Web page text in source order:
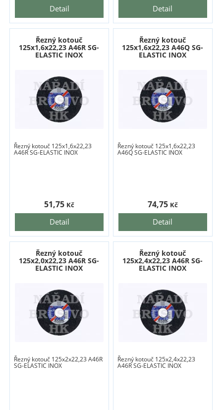
Detail Detail
Řezný kotouč
125x1,6x22,23 A46R SG-
ELASTIC INOX
Řezný kotouč 125x1,6x22,23
A46R SG-ELASTIC INOX
Detail
51,75 Kč
Řezný kotouč
125x1,6x22,23 A46Q SG-
ELASTIC INOX
Řezný kotouč 125x1,6x22,23
A46Q SG-ELASTIC INOX
Detail
74,75 Kč
Řezný kotouč
125x2,0x22,23 A46R SG-
ELASTIC INOX
Řezný kotouč 125x2x22,23 A46R
SG-ELASTIC INOX
Řezný kotouč
125x2,4x22,23 A46R SG-
ELASTIC INOX
Řezný kotouč 125x2,4x22,23
A46R SG-ELASTIC INOX